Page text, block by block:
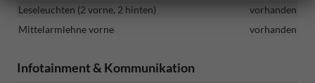
Leseleuchten (2 vorne, 2 hinten)
vorhanden
Mittelarmlehne vorne
vorhanden
Infotainment & Kommunikation